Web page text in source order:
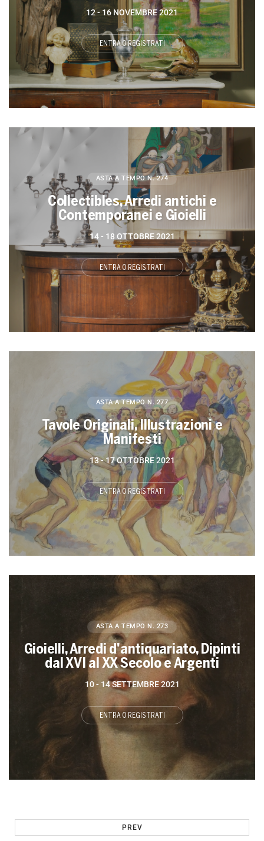
12 -16 NOVEMBRE 2021
ENTRA O REGISTRATI
ASTA A TEMPO N. 274
Collectibles, Arredi antichi e
Contemporanei e Gioielli
14 - 18 OTTOBRE 2021
ENTRA O REGISTRATI
ASTA A TEMPON. 277
Tavole Originali, Illustrazioni e
Manifesti
13 -17 OTTOBRE 2021
ENTRA O REGISTRATI
ASTA A TEMPO N. 273
Gioielli, Arredi d'antiquariato, Dipinti
dal XVI al XX Secolo e Argenti
10 - 14 SETTEMBRE 2021
ENTRA O REGISTRATI
PREV